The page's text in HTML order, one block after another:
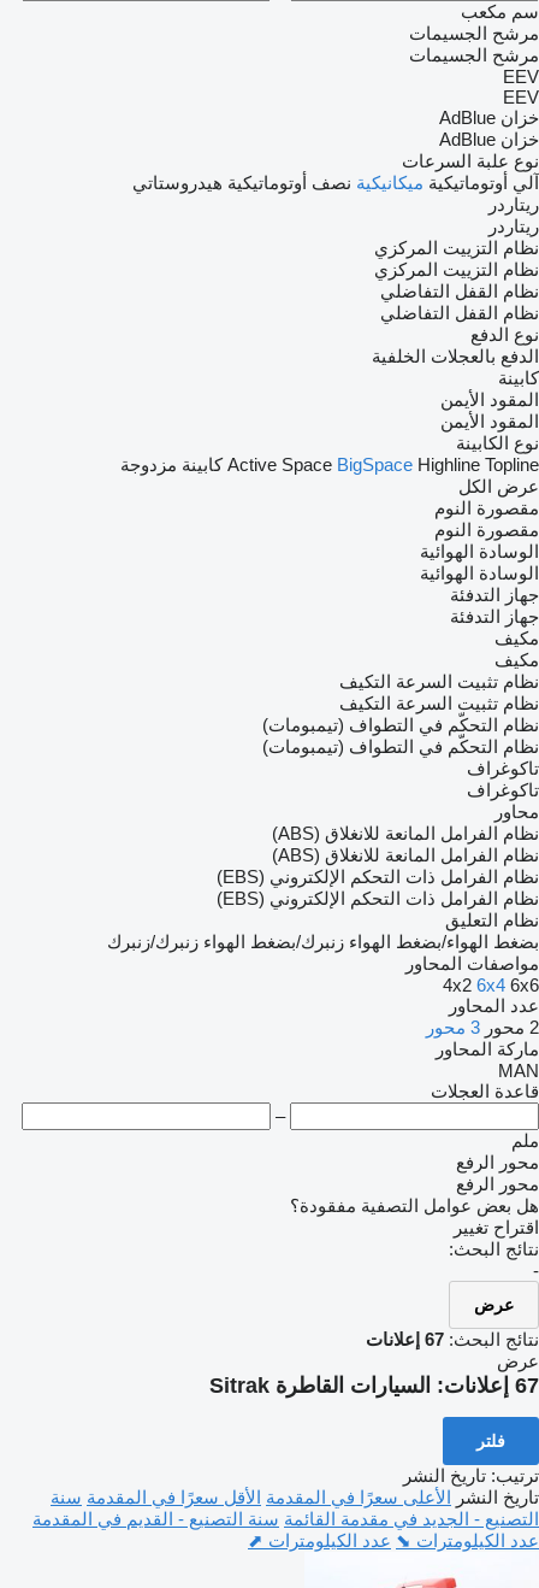
سم مكعب
مرشح الجسيمات
مرشح الجسيمات
EEV
EEV
خزان AdBlue
خزان AdBlue
نوع علبة السرعات
آلي أوتوماتيكية ميكانيكية نصف أوتوماتيكية هيدروستاتي
ريتاردر
ريتاردر
نظام التزييت المركزي
نظام التزييت المركزي
نظام القفل التفاضلي
نظام القفل التفاضلي
نوع الدفع
الدفع بالعجلات الخلفية
كابينة
المقود الأيمن
المقود الأيمن
نوع الكابينة
Active Space BigSpace Highline Topline
كابينة مزدوجة
عرض الكل
مقصورة النوم
مقصورة النوم
الوسادة الهوائية
الوسادة الهوائية
جهاز التدفئة
جهاز التدفئة
مكيف
مكيف
نظام تثبيت السرعة التكيف
نظام تثبيت السرعة التكيف
نظام التحكّم في التطواف (تيمبومات)
نظام التحكّم في التطواف (تيمبومات)
تاكوغراف
تاكوغراف
محاور
نظام الفرامل المانعة للانغلاق (ABS)
نظام الفرامل المانعة للانغلاق (ABS)
نظام الفرامل ذات التحكم الإلكتروني (EBS)
نظام الفرامل ذات التحكم الإلكتروني (EBS)
نظام التعليق
بضغط الهواء/بضغط الهواء زنبرك/بضغط الهواء زنبرك/زنبرك
مواصفات المحاور
4x2 6x4 6x6
عدد المحاور
2 محور
3 محور
ماركة المحاور
MAN
قاعدة العجلات
–
ملم
محور الرفع
محور الرفع
هل بعض عوامل التصفية مفقودة؟
اقتراح تغيير
نتائج البحث:
-
عرض
نتائج البحث: 67 إعلانات
عرض
67 إعلانات: السيارات القاطرة Sitrak
فلتر
ترتيب: تاريخ النشر
تاريخ النشر الأعلى سعرًا في المقدمة الأقل سعرًا في المقدمة سنة
التصنيع - الجديد في مقدمة القائمة سنة التصنيع - القديم في المقدمة
عدد الكيلومترات ⬊ عدد الكيلومترات ⬈